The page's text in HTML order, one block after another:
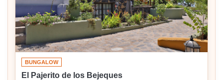
BUNGALOW
El Pajerito de los Bejeques